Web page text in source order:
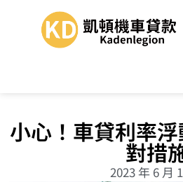
小心！車貸利率
對措
2023 年 6 月